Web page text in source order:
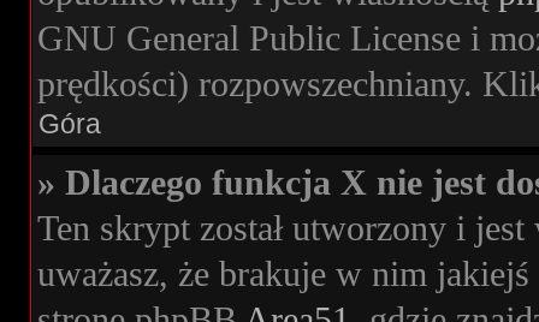
GNU General Public License i
prędkości) rozpowszechniany.
Góra
» Dlaczego funkcja X nie jest
Ten skrypt został utworzony i
uważasz, że brakuje w nim